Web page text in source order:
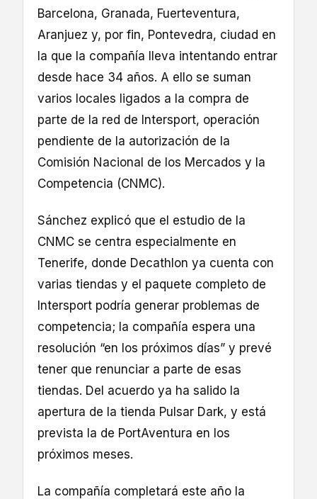
Barcelona, Granada, Fuerteventura,
Aranjuez y, por fin, Pontevedra, ciudad en
la que la compañía lleva intentando entrar
desde hace 34 años. A ello se suman
varios locales ligados a la compra de
parte de la red de Intersport, operación
pendiente de la autorización de la
Comisión Nacional de los Mercados y la
Competencia (CNMC).
Sánchez explicó que el estudio de la
CNMC se centra especialmente en
Tenerife, donde Decathlon ya cuenta con
varias tiendas y el paquete completo de
Intersport podría generar problemas de
competencia; la compañía espera una
resolución “en los próximos días” y prevé
tener que renunciar a parte de esas
tiendas. Del acuerdo ya ha salido la
apertura de la tienda Pulsar Dark, y está
prevista la de PortAventura en los
próximos meses.
La compañía completará este año la